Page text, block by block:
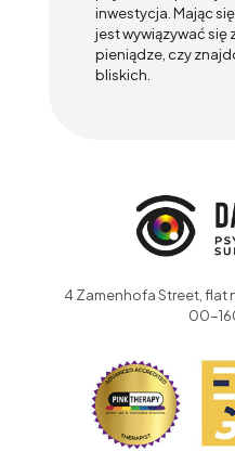
inwestycja. Mając
jest wywiązywać się
pieniądze, czy
bliskich.
4 Zamenhofa Street, flat
00-